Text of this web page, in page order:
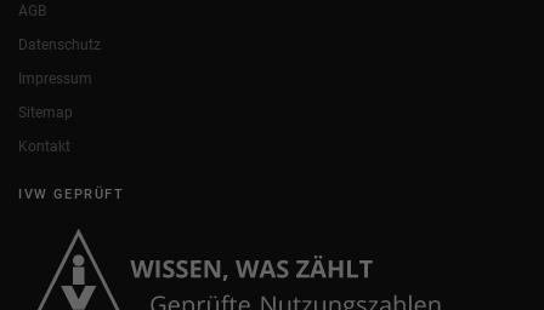
AGB
Datenschutz
Impressum
Sitemap
Kontakt
IVW GEPRÜFT